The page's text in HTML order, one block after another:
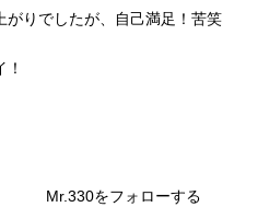
りでしたが、自己満足！苦笑
Mr.330をフォローする